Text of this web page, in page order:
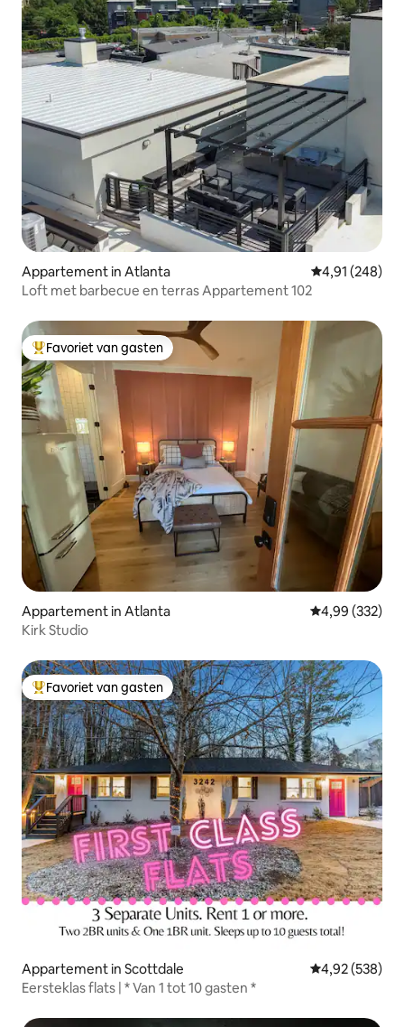
Appartement in Atlanta Gemiddelde
4,91 (248)
Loft met barbecue en terras Appartement 102
Topfavoriet van gasten
Favoriet van gasten
Appartement in Atlanta Gemiddelde
4,99 (332)
Kirk Studio
Topfavoriet van gasten
Favoriet van gasten
Appartement in Scottdale Gemiddelde
4,92 (538)
Eersteklas flats | * Van 1 tot 10 gasten *